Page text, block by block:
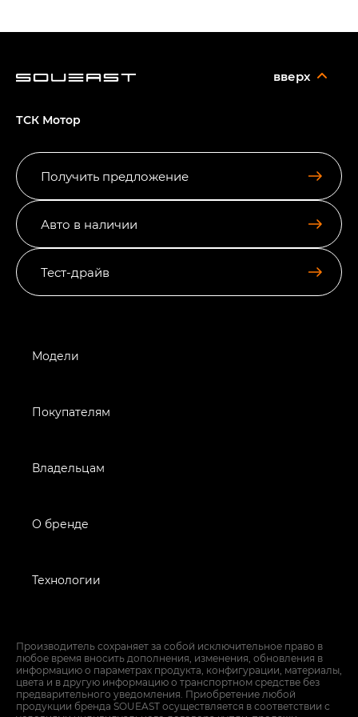
Получить предложение
Авто в наличии
Тест-драйв
вверх
ТСК Мотор
Модели
Покупателям
Владельцам
О бренде
Технологии
Производитель сохраняет за собой исключительное право в
любое время вносить дополнения, изменения, обновления в
информацию о параметрах продукта, конфигурации, материалы,
цвета и в другую информацию о транспортном средстве без
предварительного уведомления. Приобретение любой
продукции бренда SOUEAST осуществляется в соответствии с